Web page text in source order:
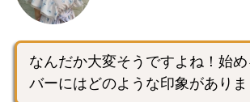
なんだか大変そうですよね！始
バーにはどのような印象がありま